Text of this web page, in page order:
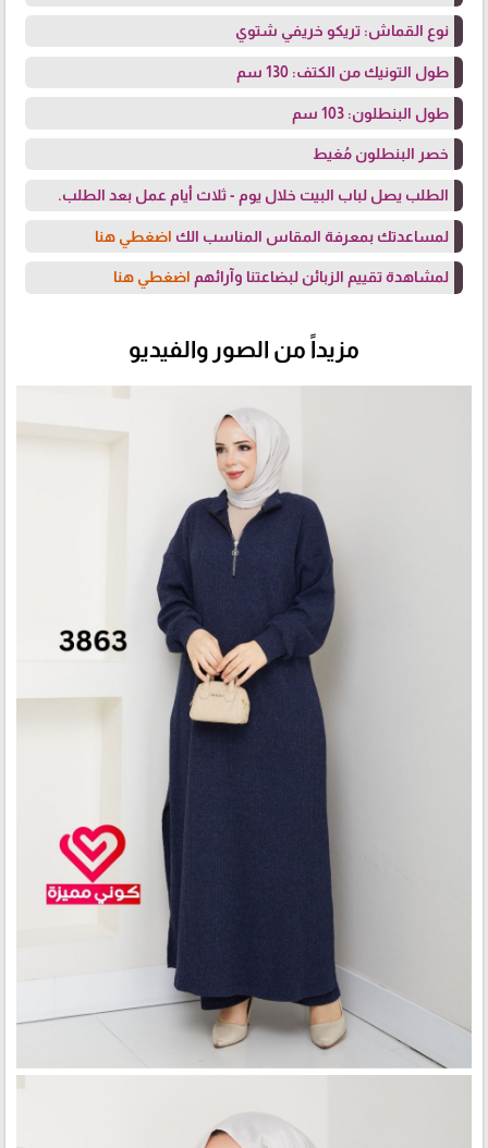
نوع القماش: تريكو خريفي شتوي
طول التونيك من الكتف: 130 سم
طول البنطلون: 103 سم
خصر البنطلون مُغيط
الطلب يصل لباب البيت خلال يوم - ثلاث أيام عمل بعد الطلب.
لمساعدتك بمعرفة المقاس المناسب الك اضغطي هنا
لمشاهدة تقييم الزبائن لبضاعتنا وآرائهم اضغطي هنا
مزيداً من الصور والفيديو